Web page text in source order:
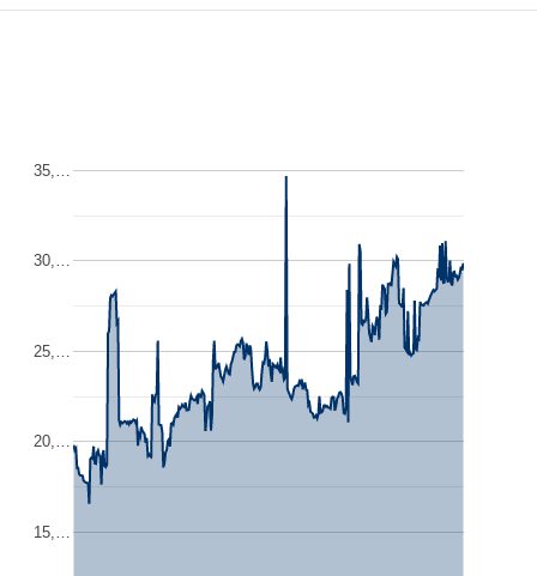
15,…
20,…
25,…
30,…
35,…